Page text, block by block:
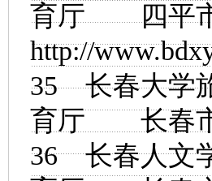
育厅
http://
35长春大学
育厅
36长春人文